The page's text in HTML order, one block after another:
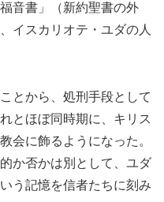
音書」（新約聖書の外
イスカリオテ・ユダの人
とから、処刑手段として
とほぼ同時期に、キリス
会に飾るようになった。
か否かは別として、ユダ
う記憶を信者たちに刻み